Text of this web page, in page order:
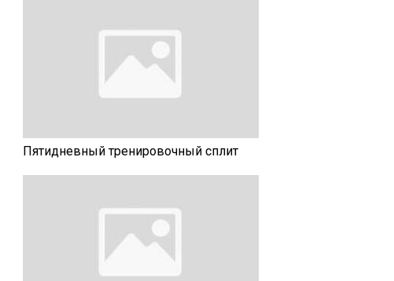
Пятидневный тренировочный сплит